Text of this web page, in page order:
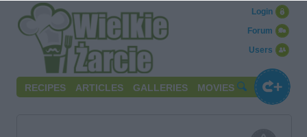
Users
Forum
Login
RECIPES ARTICLES GALLERIES MOVIES